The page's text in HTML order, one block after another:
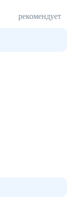
рекомендует